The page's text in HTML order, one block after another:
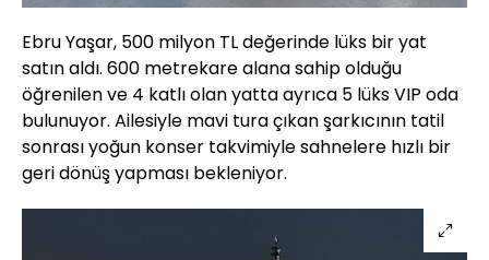
Ebru Yaşar, 500 milyon TL değerinde lüks bir yat
satın aldı. 600 metrekare alana sahip olduğu
öğrenilen ve 4 katlı olan yatta ayrıca 5 lüks VIP oda
bulunuyor. Ailesiyle mavi tura çıkan şarkıcının tatil
sonrası yoğun konser takvimiyle sahnelere hızlı bir
geri dönüş yapması bekleniyor.